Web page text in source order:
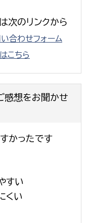
次のリンクから
合わせフォーム
こちら
感想をお聞かせ
かったです
すい
くい